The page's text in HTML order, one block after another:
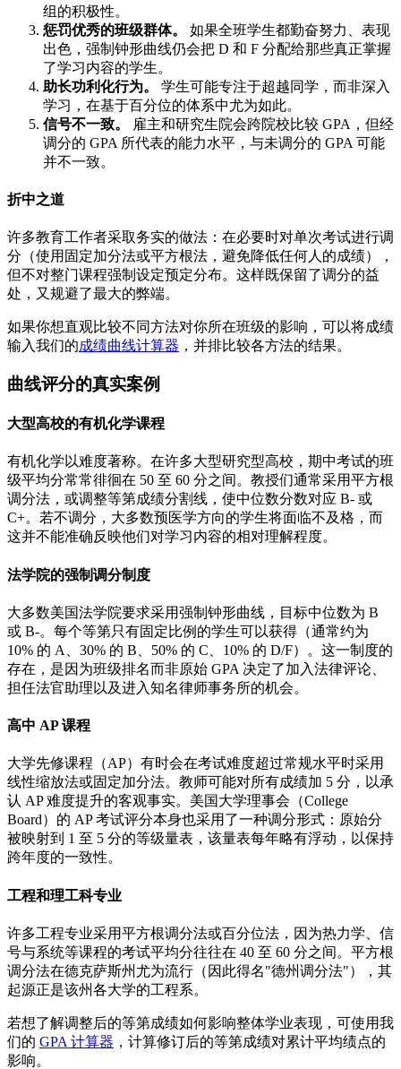
组的积极性。
惩罚优秀的班级群体。
如果全班学生都勤奋努力、表现
出色，强制钟形曲线仍会把 D 和 F 分配给那些真正掌握
了学习内容的学生。
助长功利化行为。
学生可能专注于超越同学，而非深入
学习，在基于百分位的体系中尤为如此。
信号不一致。
雇主和研究生院会跨院校比较 GPA，但经
调分的 GPA 所代表的能力水平，与未调分的 GPA 可能
并不一致。
折中之道
许多教育工作者采取务实的做法：在必要时对单次考试进行调
分（使用固定加分法或平方根法，避免降低任何人的成绩），
但不对整门课程强制设定预定分布。这样既保留了调分的益
处，又规避了最大的弊端。
如果你想直观比较不同方法对你所在班级的影响，可以将成绩
输入我们的成绩曲线计算器 ，并排比较各方法的结果。
曲线评分的真实案例
大型高校的有机化学课程
有机化学以难度著称。在许多大型研究型高校，期中考试的班
级平均分常常徘徊在 50 至 60 分之间。教授们通常采用平方根
调分法，或调整等第成绩分割线，使中位数分数对应 B- 或
C+。若不调分，大多数预医学方向的学生将面临不及格，而
这并不能准确反映他们对学习内容的相对理解程度。
法学院的强制调分制度
大多数美国法学院要求采用强制钟形曲线，目标中位数为 B
或 B-。每个等第只有固定比例的学生可以获得（通常约为
10% 的 A、30% 的 B、50% 的 C、10% 的 D/F）。这一制度的
存在，是因为班级排名而非原始 GPA 决定了加入法律评论、
担任法官助理以及进入知名律师事务所的机会。
高中 AP 课程
大学先修课程（AP）有时会在考试难度超过常规水平时采用
线性缩放法或固定加分法。教师可能对所有成绩加 5 分，以承
认 AP 难度提升的客观事实。美国大学理事会（College
Board）的 AP 考试评分本身也采用了一种调分形式：原始分
被映射到 1 至 5 分的等级量表，该量表每年略有浮动，以保持
跨年度的一致性。
工程和理工科专业
许多工程专业采用平方根调分法或百分位法，因为热力学、信
号与系统等课程的考试平均分往往在 40 至 60 分之间。平方根
调分法在德克萨斯州尤为流行（因此得名"德州调分法"），其
起源正是该州各大学的工程系。
若想了解调整后的等第成绩如何影响整体学业表现，可使用我
们的 GPA 计算器 ，计算修订后的等第成绩对累计平均绩点的
影响。